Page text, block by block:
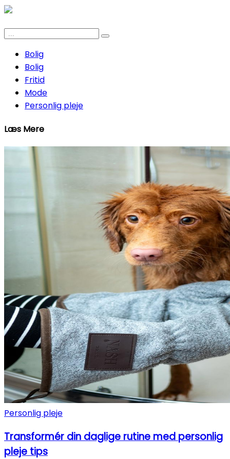
Bolig
Bolig
Fritid
Mode
Personlig pleje
Læs Mere
Personlig pleje
Transformér din daglige rutine med personlig
pleje tips